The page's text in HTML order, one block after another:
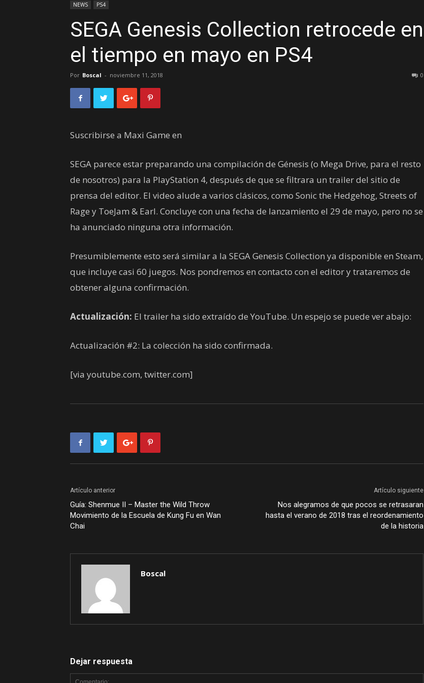
GAME
NEWS PS4
SEGA Genesis Collection retrocede en
el tiempo en mayo en PS4
Por Boscal - noviembre 11, 2018 0
Suscribirse a Maxi Game en
SEGA parece estar preparando una compilación de Génesis (o Mega Drive, para el resto
de nosotros) para la PlayStation 4, después de que se filtrara un trailer del sitio de
prensa del editor. El video alude a varios clásicos, como Sonic the Hedgehog, Streets of
Rage y ToeJam & Earl. Concluye con una fecha de lanzamiento el 29 de mayo, pero no se
ha anunciado ninguna otra información.
Presumiblemente esto será similar a la SEGA Genesis Collection ya disponible en Steam,
que incluye casi 60 juegos. Nos pondremos en contacto con el editor y trataremos de
obtener alguna confirmación.
Actualización: El trailer ha sido extraído de YouTube. Un espejo se puede ver abajo:
Actualización #2: La colección ha sido confirmada.
[via youtube.com, twitter.com]
Artículo anterior
Guía: Shenmue II – Master the Wild Throw
Movimiento de la Escuela de Kung Fu en Wan
Chai
Artículo siguiente
Nos alegramos de que pocos se retrasaran
hasta el verano de 2018 tras el reordenamiento
de la historia
Boscal
Dejar respuesta